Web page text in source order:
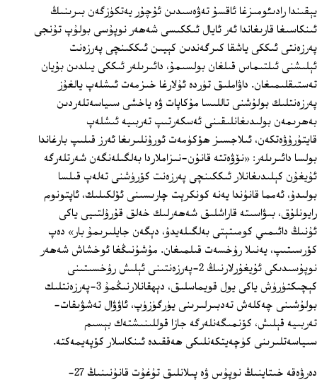
يېقىندا رادىئومىزغا ئاقسۇ تەۋەسىدىن ئۇچۇر يەتكۈزگەن بىرىنىڭ
ئىنكاسىغا قارىغاندا ئەر ئايال ئىككىسى شەھەر نوپۇسى بولۇپ تۇنجى
پەرزەنتى ئىككى ياشقا كىرگەندىن كېيىن ئىككىنچى پەرزەنت
ئېلىشنى ئىلتىماس قىلغان بولسىمۇ، دائىرىلەر ئىككى يىلدىن بۇيان
تەستىقلىمىغان. داۋاملىق تۈردە ئۇلارغا خىزمەت ئىشلەپ يالغۇز
پەرزەنتلىك بولۇشنى تاللىسا مۇكاپات ۋە ياخشى سىياسەتلەردىن
بەھرىمەن بولىدىغانلىقىنى ئەسكەرتىپ تەربىيە ئىشلەپ
قايتۇرۇۋەتكەن، ئىلاجسىز ھۆكۈمەت ئورۇنلىرىغا ئەرز قىلىپ بارغاندا
بولسا دائىرىلەر: «نۆۋەتتە قانۇن-نىزاملاردا بەلگىلەنگەن شەرتلەرگە
ئۇيغۇن كېلىدىغانلار ئىككىنچى پەرزەنت كۆرۈشنى تەلەپ قىلسا
بولىدۇ، ئەمما قانۇندا يەنە كونكرېت چارىسىنى ئۆلكىلىك، ئاپتونوم
رايونلۇق، بىۋاسىتە قاراشلىق شەھەرلىك خەلق قۇرۇلتىيى ياكى
ئۇنىڭ دائىمىي كومىتېتى بەلگىلەيدۇ، دېگەن جايلىرىمۇ بار» دەپ
كۆرسىتىپ، يەنىلا رۇخسەت قىلمىغان. مۇشۇنىڭغا ئوخشاش شەھەر
نوپۇسىدىكى ئۇيغۇرلارنىڭ 2-پەرزەنتىنى ئېلىش رۇخسىتىنى
كېچىكتۈرۈش ياكى يول قويماسلىق، دېھقانلارنىڭمۇ 3-پەرزەنتلىك
بولۇشىنى چەكلەش تەدبىرلىرىنى يۈرگۈزۈپ، ئاۋۋال تەشۋىقات-
تەربىيە قېلىش، كۆنمىگەنلەرگە جازا قوللىنىشتەك بېسىم
سىياسەتلىرىنى كۈچەيتكەنلىكى ھەققىدە ئىنكاسلار كۆپەيمەكتە.
دەرۋەقە خىتاينىڭ نوپۇس ۋە پىلانلىق تۇغۇت قانۇنىنىڭ 27-